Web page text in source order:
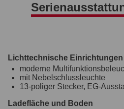
Lichttechnische Einrichtungen
moderne
mit Nebelschlussleuchte
13-poliger Stecker, EG-
Ladefläche und Boden